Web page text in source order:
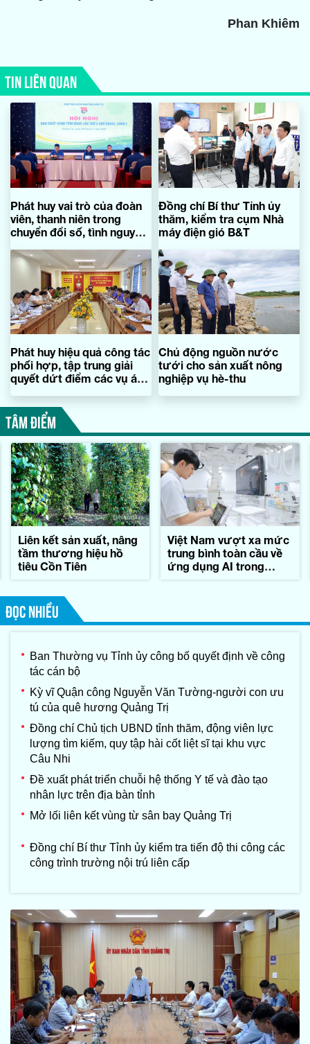
Phan Khiêm
TIN LIÊN QUAN
Phát huy vai trò của đoàn
viên, thanh niên trong
chuyển đổi số, tình nguyện
Đồng chí Bí thư Tỉnh ủy
thăm, kiểm tra cụm Nhà
máy điện gió B&T
Phát huy hiệu quả công tác
phối hợp, tập trung giải
quyết dứt điểm các vụ án
Chủ động nguồn nước
tưới cho sản xuất nông
nghiệp vụ hè-thu
TÂM ĐIỂM
Liên kết sản xuất, nâng
tầm thương hiệu hồ
tiêu Cồn Tiên
Việt Nam vượt xa mức
trung bình toàn cầu về
ứng dụng AI trong
ĐỌC NHIỀU
Ban Thường vụ Tỉnh ủy công bố quyết định về công
tác cán bộ
Kỳ vĩ Quận công Nguyễn Văn Tường-người con ưu
tú của quê hương Quảng Trị
Đồng chí Chủ tịch UBND tỉnh thăm, động viên lực
lượng tìm kiếm, quy tập hài cốt liệt sĩ tại khu vực
Câu Nhi
Đề xuất phát triển chuỗi hệ thống Y tế và đào tạo
nhân lực trên địa bàn tỉnh
Mở lối liên kết vùng từ sân bay Quảng Trị
Đồng chí Bí thư Tỉnh ủy kiểm tra tiến độ thi công các
công trình trường nội trú liên cấp